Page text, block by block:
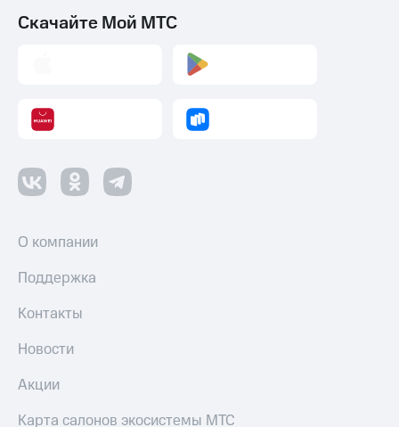
Скачайте Мой МТС
О компании
Поддержка
Контакты
Новости
Акции
Карта салонов экосистемы МТС